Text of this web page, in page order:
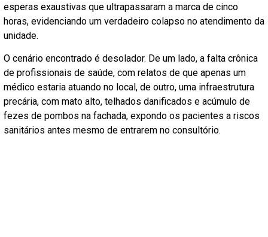
esperas exaustivas que ultrapassaram a marca de cinco
horas, evidenciando um verdadeiro colapso no atendimento da
unidade.
O cenário encontrado é desolador. De um lado, a falta crônica
de profissionais de saúde, com relatos de que apenas um
médico estaria atuando no local, de outro, uma infraestrutura
precária, com mato alto, telhados danificados e acúmulo de
fezes de pombos na fachada, expondo os pacientes a riscos
sanitários antes mesmo de entrarem no consultório.